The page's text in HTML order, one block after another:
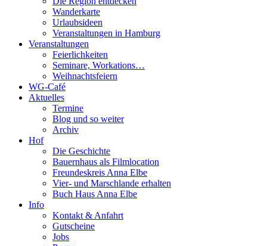
Wanderkarte
Urlaubsideen
Veranstaltungen in Hamburg
Veranstaltungen
Feierlichkeiten
Seminare, Workations…
Weihnachtsfeiern
WG-Café
Aktuelles
Termine
Blog und so weiter
Archiv
Hof
Die Geschichte
Bauernhaus als Filmlocation
Freundeskreis Anna Elbe
Vier- und Marschlande erhalten
Buch Haus Anna Elbe
Info
Kontakt & Anfahrt
Gutscheine
Jobs